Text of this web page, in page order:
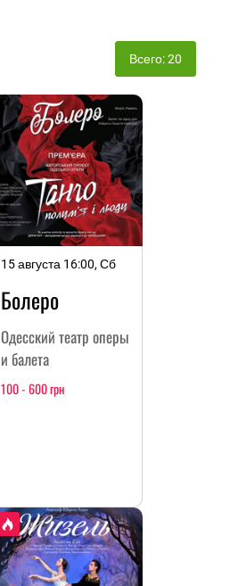
Всего: 20
15 августа 16:00, Сб
Болеро
Одесский театр оперы
и балета
100 - 600 грн